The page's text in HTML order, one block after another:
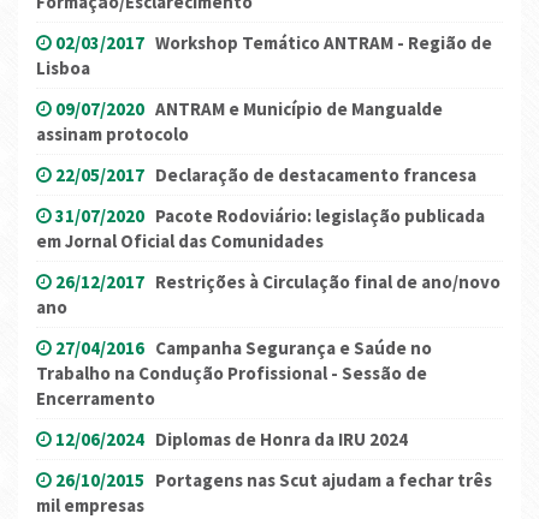
02/03/2017 Workshop Temático ANTRAM - Região de
Lisboa
09/07/2020 ANTRAM e Município de Mangualde
assinam protocolo
22/05/2017 Declaração de destacamento francesa
31/07/2020 Pacote Rodoviário: legislação publicada
em Jornal Oficial das Comunidades
26/12/2017 Restrições à Circulação final de ano/novo
ano
27/04/2016 Campanha Segurança e Saúde no
Trabalho na Condução Profissional - Sessão de
Encerramento
12/06/2024 Diplomas de Honra da IRU 2024
26/10/2015 Portagens nas Scut ajudam a fechar três
mil empresas